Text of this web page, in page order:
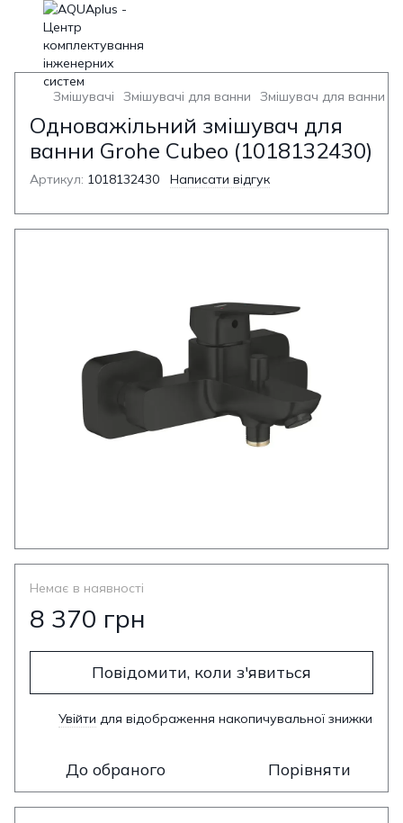
Змішувачі Змішувачі для ванни Змішувач для ванни з
Одноважільний змішувач для
ванни Grohe Cubeo (1018132430)
Артикул: 1018132430 Написати відгук
Немає в наявності
8 370 грн
Повідомити, коли з'явиться
Увійти для відображення накопичувальної знижки
До обраного Порівняти